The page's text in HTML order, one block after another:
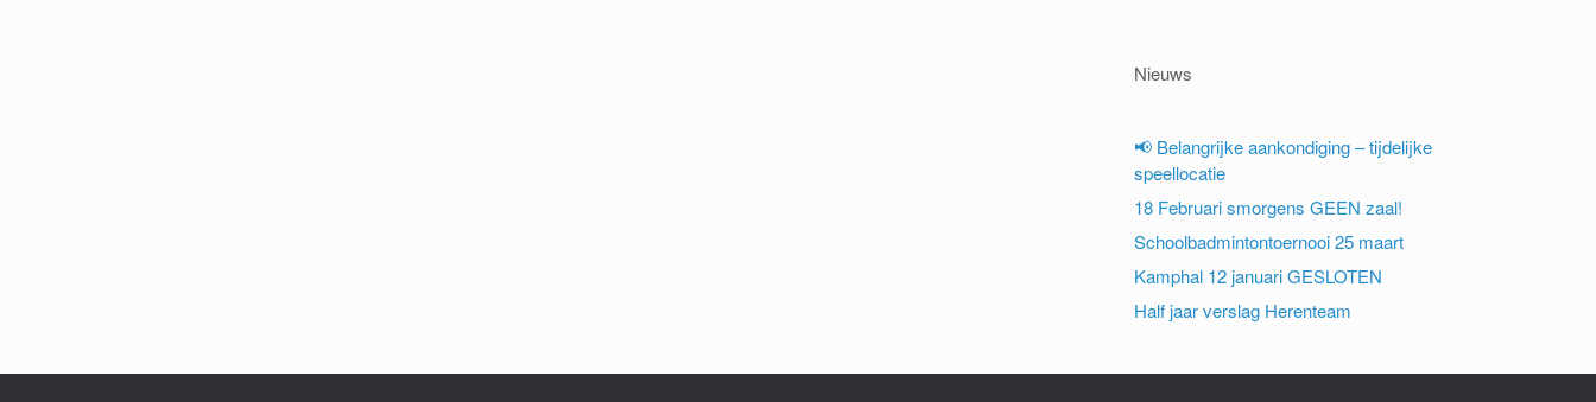
Nieuws
📢 Belangrijke aankondiging – tijdelijke
speellocatie
18 Februari smorgens GEEN zaal!
Schoolbadmintontoernooi 25 maart
Kamphal 12 januari GESLOTEN
Half jaar verslag Herenteam